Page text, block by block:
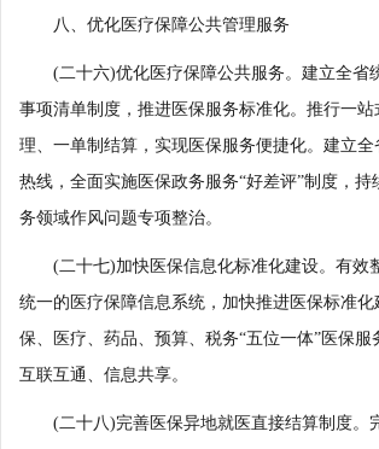
八、优化医疗保障公共管理服务
(二十六)优化医疗保障公共服务。建立全省
事项清单制度，推进医保服务标准化。推行一
理、一单制结算，实现医保服务便捷化。建立
热线，全面实施医保政务服务“好差评”制度，持
务领域作风问题专项整治。
(二十七)加快医保信息化标准化建设。有效
统一的医疗保障信息系统，加快推进医保标准
保、医疗、药品、预算、税务“五位一体”医保服
互联互通、信息共享。
(二十八)完善医保异地就医直接结算制度。